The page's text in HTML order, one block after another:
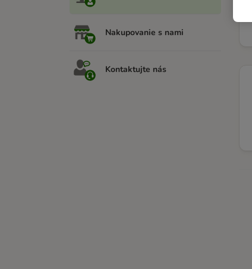
Nakupovanie s nami
Kontaktujte nás